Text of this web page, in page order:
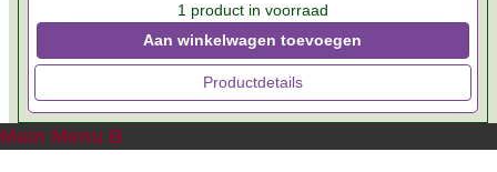
1 product in voorraad
Aan winkelwagen toevoegen
Productdetails
Main Menu B